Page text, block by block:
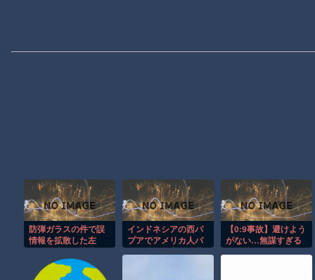
防弾ガラスの件で誤
情報を拡散した左
れても頑として認め
なかった結果……
インドネシアの西パ
プアでアメリカ人パ
【0:9事故】避けよう
がない…無謀すぎる